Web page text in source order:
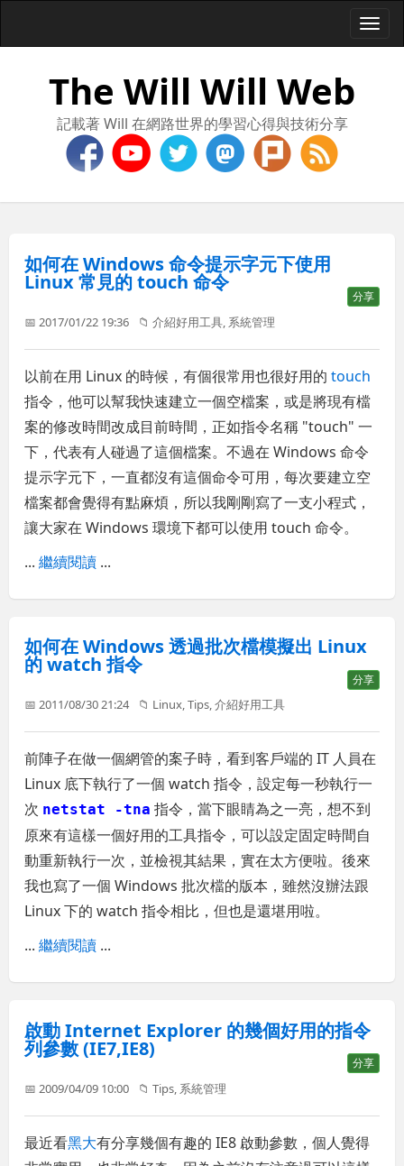
The Will Will Web
記載著 Will 在網路世界的學習心得與技術分享
如何在 Windows 命令提示字元下使用
Linux 常見的 touch 命令
分享
📅 2017/01/22 19:36 📁介紹好用工具 系統管理
以前在用 Linux 的時候，有個很常用也很好用的touch
指令，他可以幫我快速建立一個空檔案，或是將現有檔
案的修改時間改成目前時間，正如指令名稱 "touch" 一
下，代表有人碰過了這個檔案。不過在 Windows 命令
提示字元下，一直都沒有這個命令可用，每次要建立空
檔案都會覺得有點麻煩，所以我剛剛寫了一支小程式，
讓大家在 Windows 環境下都可以使用 touch 命令。
...繼續閱讀 ...
如何在 Windows 透過批次檔模擬出 Linux
的 watch 指令
分享
📅 2011/08/30 21:24 📁 Linux,Tips,介紹好用工具
前陣子在做一個網管的案子時，看到客戶端的 IT 人員在
Linux 底下執行了一個 watch 指令，設定每一秒執行一
次 netstat -tna 指令，當下眼睛為之一亮，想不到
原來有這樣一個好用的工具指令，可以設定固定時間自
動重新執行一次，並檢視其結果，實在太方便啦。後來
我也寫了一個 Windows 批次檔的版本，雖然沒辦法跟
Linux 下的 watch 指令相比，但也是還堪用啦。
...繼續閱讀 ...
啟動 Internet Explorer 的幾個好用的指令
列參數 (IE7,IE8)
分享
📅 2009/04/09 10:00 📁Tips, 系統管理
最近看黑大有分享幾個有趣的 IE8 啟動參數，個人覺得